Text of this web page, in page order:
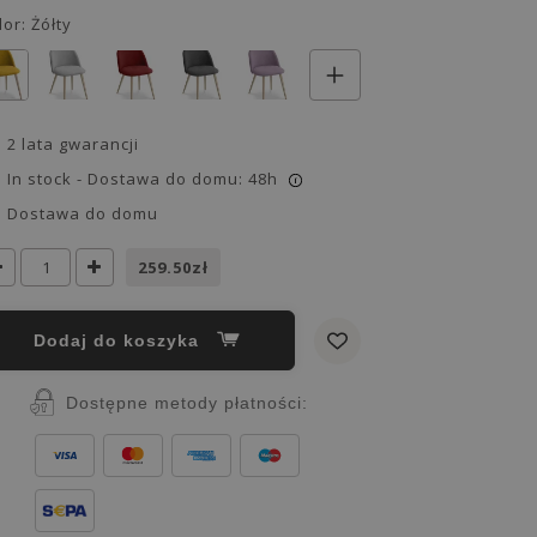
Żółty
2 lata gwarancji
In stock - Dostawa do domu: 48h
i
Dostawa do domu
259.50zł
Dodaj do koszyka
Dostępne metody płatności: